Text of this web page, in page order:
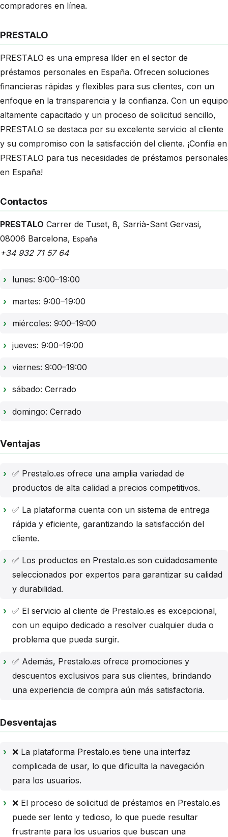
compradores en línea.
PRESTALO
PRESTALO es una empresa líder en el sector de
préstamos personales en España. Ofrecen soluciones
financieras rápidas y flexibles para sus clientes, con un
enfoque en la transparencia y la confianza. Con un equipo
altamente capacitado y un proceso de solicitud sencillo,
PRESTALO se destaca por su excelente servicio al cliente
y su compromiso con la satisfacción del cliente. ¡Confía en
PRESTALO para tus necesidades de préstamos personales
en España!
Contactos
PRESTALO Carrer de Tuset, 8, Sarrià-Sant Gervasi,
08006 Barcelona, España
+34 932 71 57 64
lunes: 9:00–19:00
martes: 9:00–19:00
miércoles: 9:00–19:00
jueves: 9:00–19:00
viernes: 9:00–19:00
sábado: Cerrado
domingo: Cerrado
Ventajas
✅ Prestalo.es ofrece una amplia variedad de
productos de alta calidad a precios competitivos.
✅ La plataforma cuenta con un sistema de entrega
rápida y eficiente, garantizando la satisfacción del
cliente.
✅ Los productos en Prestalo.es son cuidadosamente
seleccionados por expertos para garantizar su calidad
y durabilidad.
✅ El servicio al cliente de Prestalo.es es excepcional,
con un equipo dedicado a resolver cualquier duda o
problema que pueda surgir.
✅ Además, Prestalo.es ofrece promociones y
descuentos exclusivos para sus clientes, brindando
una experiencia de compra aún más satisfactoria.
Desventajas
❌ La plataforma Prestalo.es tiene una interfaz
complicada de usar, lo que dificulta la navegación
para los usuarios.
❌ El proceso de solicitud de préstamos en Prestalo.es
puede ser lento y tedioso, lo que puede resultar
frustrante para los usuarios que buscan una